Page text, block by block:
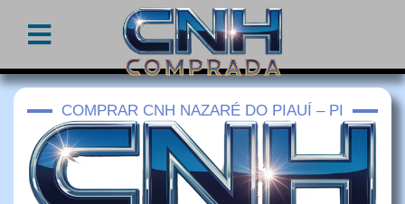
COMPRAR CNH NAZARÉ DO PIAUÍ – PI